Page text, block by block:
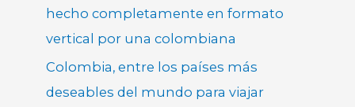
hecho completamente en formato
vertical por una colombiana
Colombia, entre los países más
deseables del mundo para viajar